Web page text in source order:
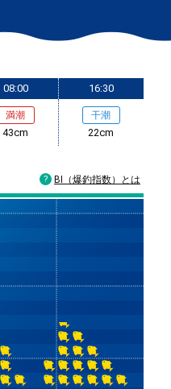
08:00
満潮
43cm
16:30
干潮
22cm
BI（爆釣指数）とは